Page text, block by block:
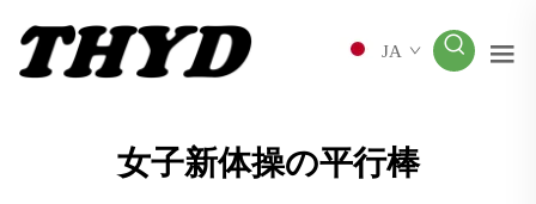
JA
女子新体操の平行棒